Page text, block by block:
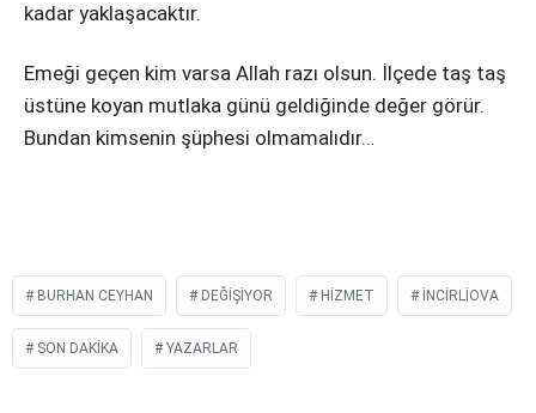
kadar yaklaşacaktır.
Emeği geçen kim varsa Allah razı olsun. İlçede taş taş
üstüne koyan mutlaka günü geldiğinde değer görür.
Bundan kimsenin şüphesi olmamalıdır…
BURHAN CEYHAN DEĞIŞIYOR HIZMET INCIRLIOVA
SON DAKIKA YAZARLAR